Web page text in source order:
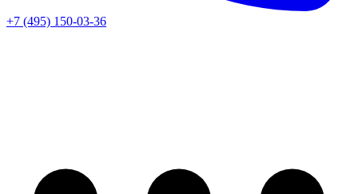
+7 (495) 150-03-36